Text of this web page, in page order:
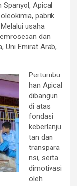
Spanyol, Apical
pabrik
usaha
dan
Uni Emirat Arab,
Pertumbu
han Apical
dibangun
di atas
fondasi
keberlanju
tan dan
transpara
nsi, serta
dimotivasi
oleh